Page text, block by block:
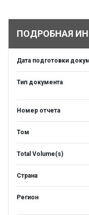
ПОДРОБНАЯ
Дата подготовки
Тип документа
Номер отчета
Том
Total Volume(s)
Страна
Регион